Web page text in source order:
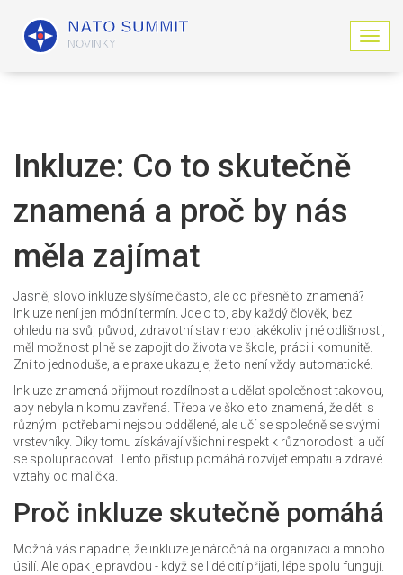
Z
o
Inkluze: Co to skutečně
znamená a proč by nás
měla zajímat
Jasně, slovo inkluze slyšíme často, ale co přesně to znamená?
Inkluze není jen módní termín. Jde o to, aby každý člověk, bez
ohledu na svůj původ, zdravotní stav nebo jakékoliv jiné odlišnosti,
měl možnost plně se zapojit do života ve škole, práci i komunitě.
Zní to jednoduše, ale praxe ukazuje, že to není vždy automatické.
Inkluze znamená přijmout rozdílnost a udělat společnost takovou,
aby nebyla nikomu zavřená. Třeba ve škole to znamená, že děti s
různými potřebami nejsou oddělené, ale učí se společně se svými
vrstevníky. Díky tomu získávají všichni respekt k různorodosti a učí
se spolupracovat. Tento přístup pomáhá rozvíjet empatii a zdravé
vztahy od malička.
Proč inkluze skutečně pomáhá
Možná vás napadne, že inkluze je náročná na organizaci a mnoho
úsilí. Ale opak je pravdou - když se lidé cítí přijati, lépe spolu fungují.